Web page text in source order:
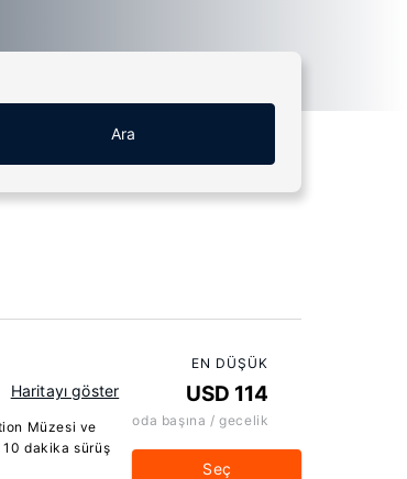
Ara
Haritayı göster
Müzesi ve
dakika sürüş
EN DÜŞÜK
USD 114
oda başına / gecelik
Seç